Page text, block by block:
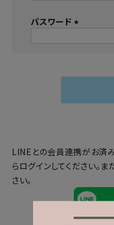
パスワード
)
LINEとの会員連携がお済み
らログインしてください。ま
さい。